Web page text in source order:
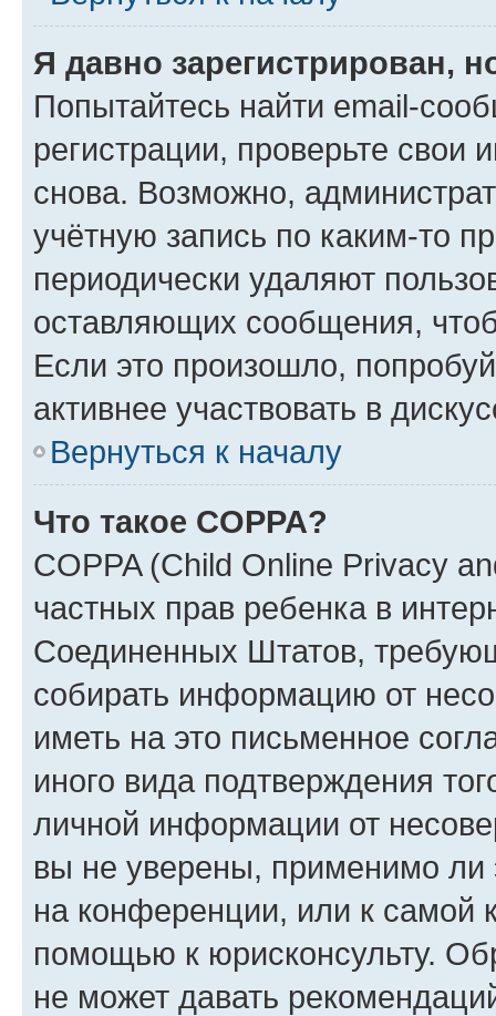
Я давно зарегистрирован,
Попытайтесь найти email-
регистрации, проверьте свои
снова. Возможно,
учётную запись по каким-то
периодически удаляют
оставляющих сообщения,
Если это произошло,
активнее участвовать в
Вернуться к началу
Что такое COPPA?
COPPA (Child Online Privacy
частных прав ребенка в
Соединенных Штатов,
собирать информацию от
иметь на это письменное
иного вида подтверждения
личной информации от
вы не уверены, применимо ли
на конференции, или к самой
помощью к юрисконсульту.
не может давать